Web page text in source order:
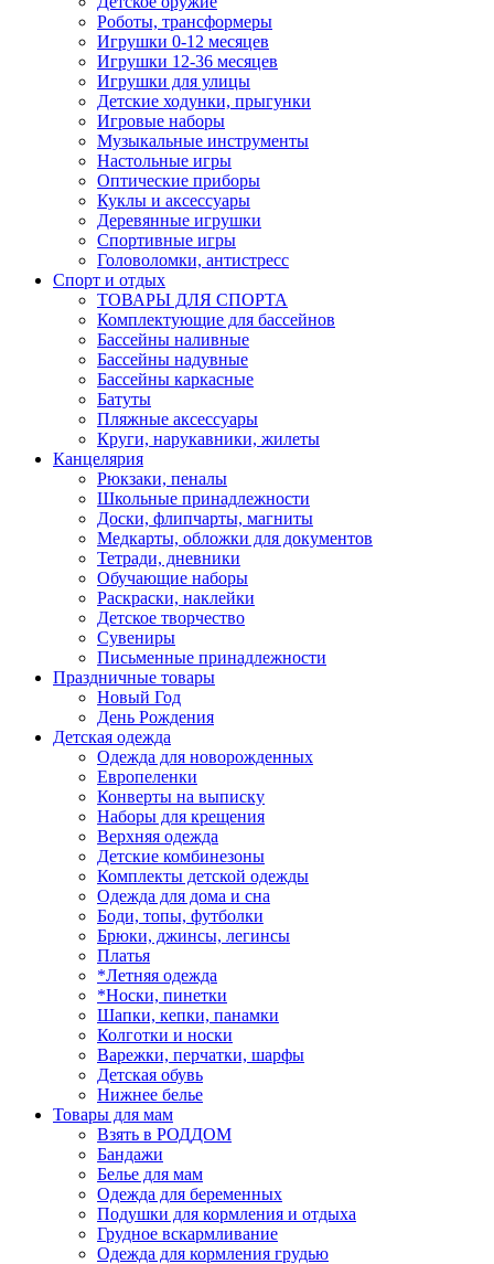
Роботы, трансформеры
Игрушки 0-12 месяцев
Игрушки 12-36 месяцев
Игрушки для улицы
Детские ходунки, прыгунки
Игровые наборы
Музыкальные инструменты
Настольные игры
Оптические приборы
Куклы и аксессуары
Деревянные игрушки
Спортивные игры
Головоломки, антистресс
Спорт и отдых
ТОВАРЫ ДЛЯ СПОРТА
Комплектующие для бассейнов
Бассейны наливные
Бассейны надувные
Бассейны каркасные
Батуты
Пляжные аксессуары
Круги, нарукавники, жилеты
Канцелярия
Рюкзаки, пеналы
Школьные принадлежности
Доски, флипчарты, магниты
Медкарты, обложки для документов
Тетради, дневники
Обучающие наборы
Раскраски, наклейки
Детское творчество
Сувениры
Письменные принадлежности
Праздничные товары
Новый Год
День Рождения
Детская одежда
Одежда для новорожденных
Европеленки
Конверты на выписку
Наборы для крещения
Верхняя одежда
Детские комбинезоны
Комплекты детской одежды
Одежда для дома и сна
Боди, топы, футболки
Брюки, джинсы, легинсы
Платья
*Летняя одежда
*Носки, пинетки
Шапки, кепки, панамки
Колготки и носки
Варежки, перчатки, шарфы
Детская обувь
Нижнее белье
Товары для мам
Взять в РОДДОМ
Бандажи
Белье для мам
Одежда для беременных
Подушки для кормления и отдыха
Грудное вскармливание
Одежда для кормления грудью